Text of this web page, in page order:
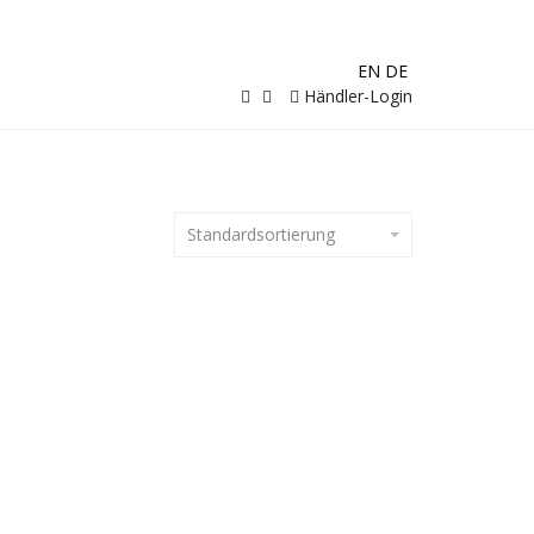
EN DE
Händler-Login
Standardsortierung